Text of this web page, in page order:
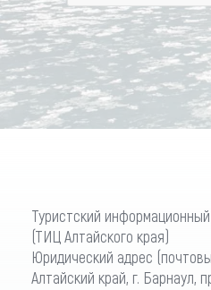
Туристский
(ТИЦ Алтайского края)
Юридический адрес
Алтайский край, г. Барнаул,